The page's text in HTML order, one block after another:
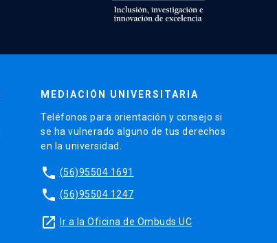
MEDIACIÓN UNIVERSITARIA
Teléfonos para orientación y consejo si
se ha vulnerado alguno de tus derechos
en la universidad.
phone (56)95504 1691
phone (56)95504 1247
launch Ir a la Oficina de Ombuds UC